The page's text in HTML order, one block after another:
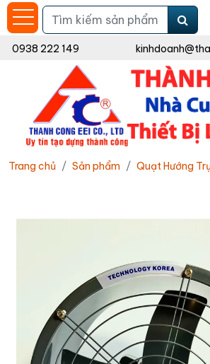
0938 222 149
Trang chủ Sản phẩm Quạt Hướng